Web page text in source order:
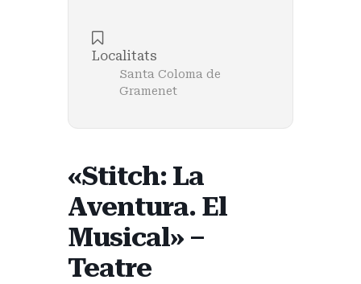
Localitats
Santa Coloma de
Gramenet
«Stitch: La
Aventura. El
Musical» –
Teatre